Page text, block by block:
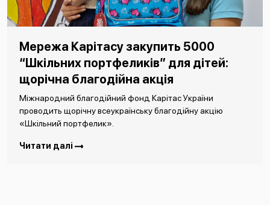
Мережа Карітасу закупить 5000
“Шкільних портфеликів” для дітей:
щорічна благодійна акція
Міжнародний благодійний фонд Карітас України
проводить щорічну всеукраїнську благодійну акцію
«Шкільний портфелик».
Читати далі